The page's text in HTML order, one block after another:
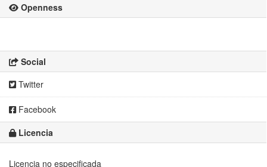
Openness
Social
Twitter
Facebook
Licencia
Licencia no especificada